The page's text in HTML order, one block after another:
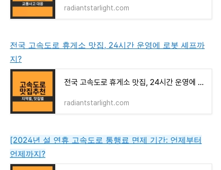
radiantstarlight.com
전국 고속도로 휴게소 맛집, 24시간 운영에 로봇 셰프까
지?
전국 고속도로 휴게소 맛집, 24시간 운영에 로봇 셰프까지?
radiantstarlight.com
[2024년 설 연휴 고속도로 통행료 면제 기간: 언제부터
언제까지?